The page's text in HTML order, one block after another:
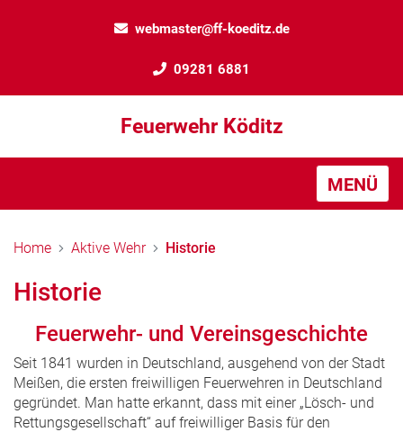
webmaster@ff-koeditz.de
09281 6881
Feuerwehr Köditz
MENÜ
Home Aktive Wehr Historie
Historie
Feuerwehr- und Vereinsgeschichte
Seit 1841 wurden in Deutschland, ausgehend von der Stadt
Meißen, die ersten freiwilligen Feuerwehren in Deutschland
gegründet. Man hatte erkannt, dass mit einer „Lösch- und
Rettungsgesellschaft“ auf freiwilliger Basis für den